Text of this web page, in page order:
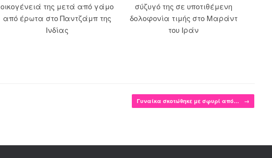
οικογένειά της μετά από γάμο
από έρωτα στο Παντζάμπ της
Ινδίας
σύζυγό της σε υποτιθέμενη
δολοφονία τιμής στο Μαράντ
του Ιράν
Γυναίκα σκοτώθηκε με σφυρί από… →